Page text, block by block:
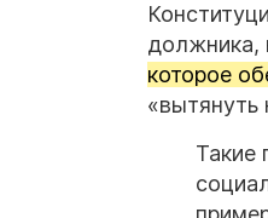
должника,
которое
«вытянуть
Такие